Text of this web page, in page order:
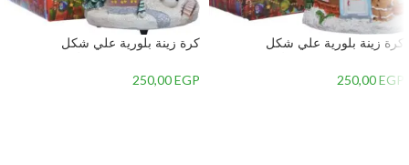
كرة زينة بلورية علي شكل
250,00EGP
كرة زينة بلورية علي شكل
250,00EGP